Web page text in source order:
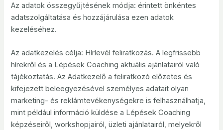
Az adatok összegyűjtésének módja: érintett önkéntes
adatszolgáltatása és hozzájárulása ezen adatok
kezeléséhez.
Az adatkezelés célja: Hírlevél feliratkozás. A legfrissebb
hírekről és a Lépések Coaching aktuális ajánlatairól való
tájékoztatás. Az Adatkezelő a feliratkozó előzetes és
kifejezett beleegyezésével személyes adatait olyan
marketing- és reklámtevékenységekre is felhasználhatja,
mint például információ küldése a Lépések Coaching
képzéseiről, workshopjairól, üzleti ajánlatairól, melyekről